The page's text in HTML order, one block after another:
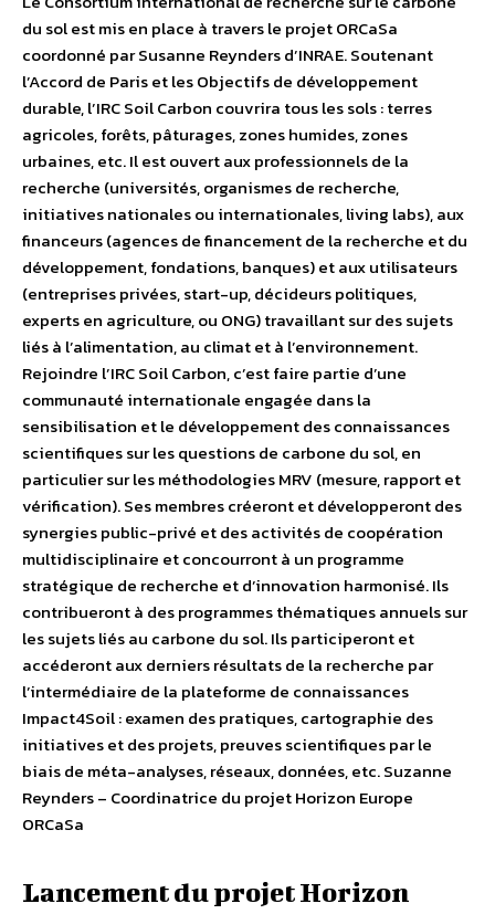
du sol est mis en place à travers le projet ORCaSa
coordonné par Susanne Reynders d’INRAE. Soutenant
l’Accord de Paris et les Objectifs de développement
durable, l’IRC Soil Carbon couvrira tous les sols : terres
agricoles, forêts, pâturages, zones humides, zones
urbaines, etc. Il est ouvert aux professionnels de la
recherche (universités, organismes de recherche,
initiatives nationales ou internationales, living labs), aux
financeurs (agences de financement de la recherche et du
développement, fondations, banques) et aux utilisateurs
(entreprises privées, start-up, décideurs politiques,
experts en agriculture, ou ONG) travaillant sur des sujets
liés à l’alimentation, au climat et à l’environnement.
Rejoindre l’IRC Soil Carbon, c’est faire partie d’une
communauté internationale engagée dans la
sensibilisation et le développement des connaissances
scientifiques sur les questions de carbone du sol, en
particulier sur les méthodologies MRV (mesure, rapport et
vérification). Ses membres créeront et développeront des
synergies public-privé et des activités de coopération
multidisciplinaire et concourront à un programme
stratégique de recherche et d’innovation harmonisé. Ils
contribueront à des programmes thématiques annuels sur
les sujets liés au carbone du sol. Ils participeront et
accéderont aux derniers résultats de la recherche par
l’intermédiaire de la plateforme de connaissances
Impact4Soil : examen des pratiques, cartographie des
initiatives et des projets, preuves scientifiques par le
biais de méta-analyses, réseaux, données, etc. Suzanne
Reynders – Coordinatrice du projet Horizon Europe
ORCaSa
Lancement du projet Horizon